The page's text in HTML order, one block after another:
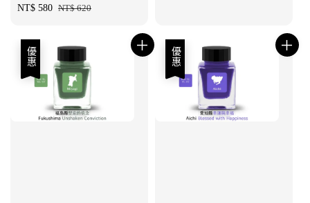
Sale
NT$ 580 Regular
NT$ 620
優惠 優惠